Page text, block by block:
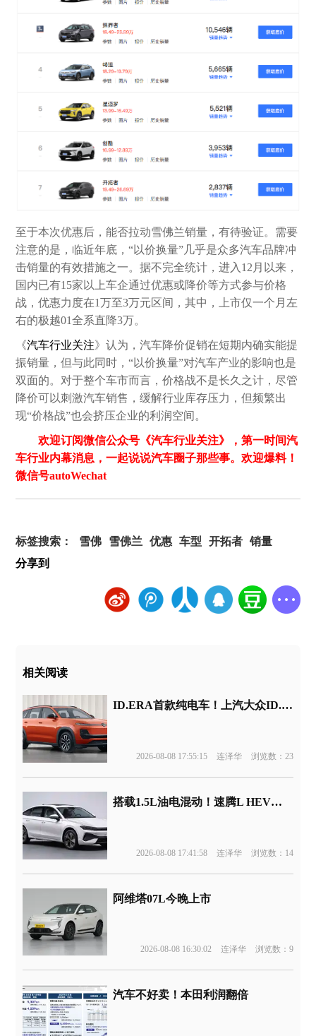
至于本次优惠后，能否拉动雪佛兰销量，有待验证。需要
注意的是，临近年底，“以价换量”几乎是众多汽车品牌冲
击销量的有效措施之一。据不完全统计，进入12月以来，
国内已有15家以上车企通过优惠或降价等方式参与价格
战，优惠力度在1万至3万元区间，其中，上市仅一个月左
右的极越01全系直降3万。
《汽车行业关注》认为，汽车降价促销在短期内确实能提
振销量，但与此同时，“以价换量”对汽车产业的影响也是
双面的。对于整个车市而言，价格战不是长久之计，尽管
降价可以刺激汽车销售，缓解行业库存压力，但频繁出
现“价格战”也会挤压企业的利润空间。
欢迎订阅微信公众号《汽车行业关注》，第一时间汽
车行业内幕消息，一起说说汽车圈子那些事。欢迎爆料！
微信号autoWechat
标签搜索： 雪佛 雪佛兰 优惠 车型 开拓者
销量
分享到
相关阅读
ID.ERA首款纯电车！上汽大众ID.ERA 5X官图发布
2026-08-08 17:55:15 连泽华 浏览数：23
搭载1.5L油电混动！速腾L HEV版申报
2026-08-08 17:41:58 连泽华 浏览数：14
阿维塔07L今晚上市
2026-08-08 16:30:02 连泽华 浏览数：9
汽车不好卖！本田利润翻倍